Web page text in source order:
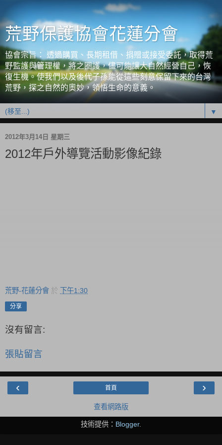
荒野保護協會花蓮分會
協會宗旨： 透過購買、長期租借、捐贈或接受委託，取得荒
野監護與管理權，將之圈護，儘可能讓大自然經營自己，恢
復生機。使我們以及後代子孫能從這些刻意保留下來的台灣
荒野，探之自然的奧妙，領悟生命的意義。
▼
2012年3月14日 星期三
2012年戶外導覽活動影像紀錄
荒野-花蓮分會 於 下午1:30
分享
沒有留言:
張貼留言
‹ ›
首頁
查看網路版
技術提供： Blogger.